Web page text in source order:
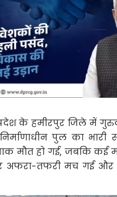
के हमीरपुर जिले में
पुल का
मौत हो गई, जबकि कई
अफरा-तफरी मच गई और